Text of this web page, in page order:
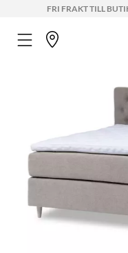
FRI FRAKT TILL